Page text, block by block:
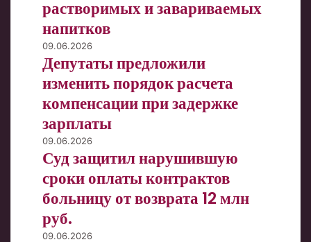
правила
маркировки
и
завариваемых
напитков
растворимых и завариваемых
напитков
Депутаты
предложили
изменить
порядок
расчета
компенсации
при
задержке
зарплаты
09.06.2026
Депутаты предложили
изменить порядок расчета
компенсации при задержке
зарплаты
Суд
защитил
нарушившую
сроки
оплаты
контрактов
больницу
09.06.2026
Суд защитил нарушившую
сроки оплаты контрактов
больницу от возврата 12 млн
руб.
Что
09.06.2026